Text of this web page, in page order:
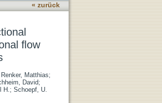
« zurück
flow
Renker, Matthias;
David;
H.; Schoepf, U.